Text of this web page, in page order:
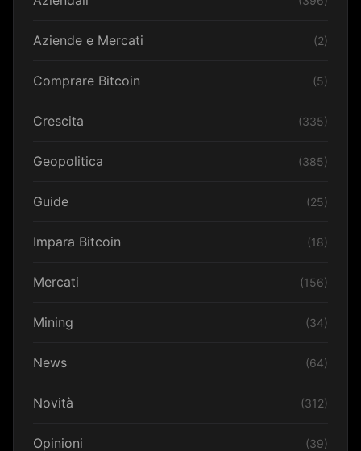
Aziende e Mercati (2)
Comprare Bitcoin (5)
Crescita (335)
Geopolitica (385)
Guide (25)
Impara Bitcoin (18)
Mercati (156)
Mining (34)
News (64)
Novità (312)
Opinioni (39)